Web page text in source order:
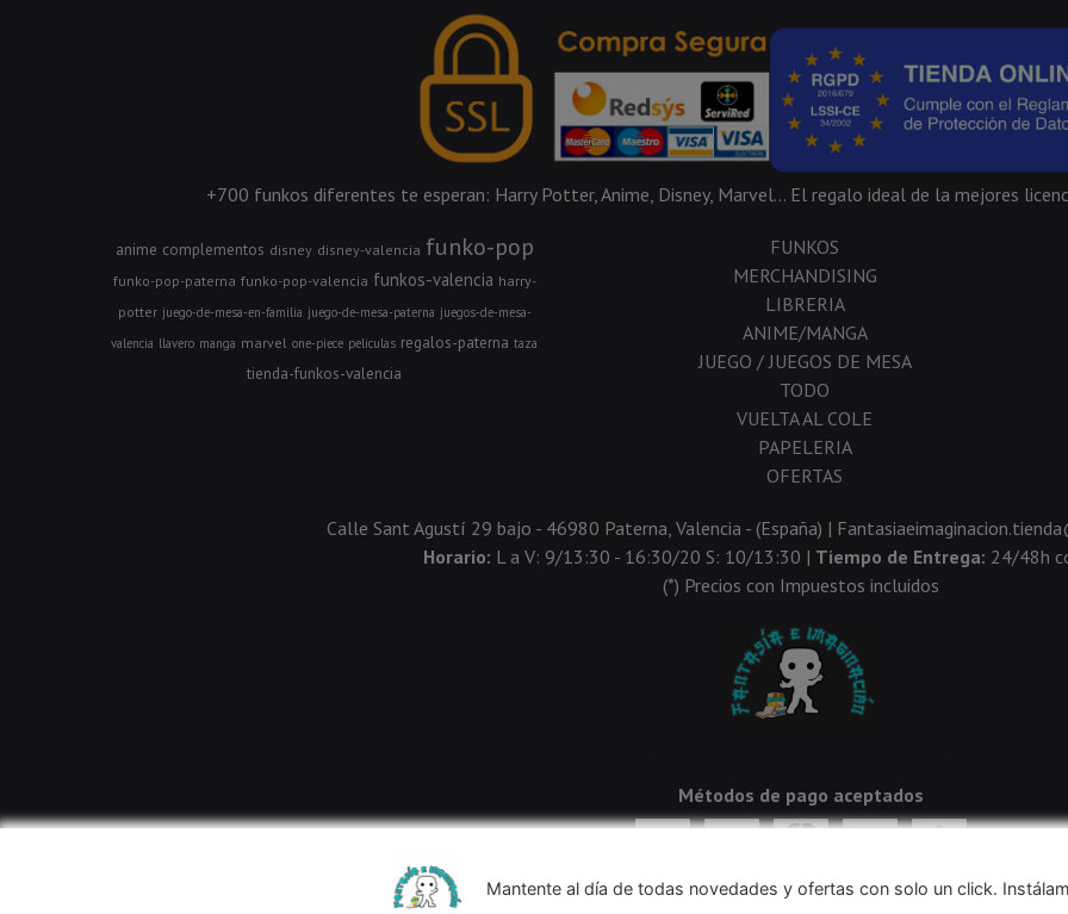
+700 funkos diferentes te esperan: Harry Potter, Anime, Disney, Marvel... El regalo ideal de la mejores
anime complementos disney disney-valencia funko-pop
funko-pop-paterna funko-pop-valencia funkos-valencia harry-
potter juego-de-mesa-en-familia juego-de-mesa-paterna juegos-de-mesa-
valencia llavero manga marvel one-piece peliculas regalos-paterna taza
tienda-funkos-valencia
FUNKOS
MERCHANDISING
LIBRERIA
ANIME/MANGA
JUEGO / JUEGOS DE MESA
TODO
VUELTA AL COLE
PAPELERIA
OFERTAS
Calle Sant Agustí 29 bajo - 46980 Paterna, Valencia - (España) |
Horario: L a V: 9/13:30 - 16:30/20 S: 10/13:30 | Tiempo de Entrega: 24/48h
(*) Precios con Impuestos incluidos
Métodos de pago aceptados
Mantente al día de todas novedades y ofertas con solo un click.